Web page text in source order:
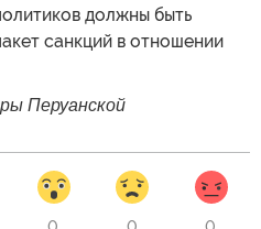
должны быть
санкций в отношении
Перуанской